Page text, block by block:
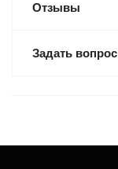
Отзывы
Задать вопрос